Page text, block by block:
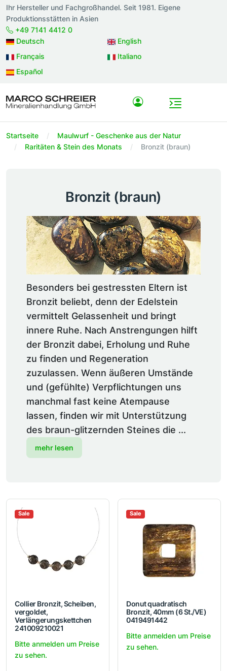
Ihr Hersteller und Fachgroßhandel. Seit 1981. Eigene
Produktionsstätten in Asien
+49 7141 4412 0
Deutsch
English
Français
Italiano
Español
Startseite
Maulwurf - Geschenke aus der Natur
Raritäten & Stein des Monats
Bronzit (braun)
Bronzit (braun)
Besonders bei gestressten Eltern ist
Bronzit beliebt, denn der Edelstein
vermittelt Gelassenheit und bringt
innere Ruhe. Nach Anstrengungen hilft
der Bronzit dabei, Erholung und Ruhe
zu finden und Regeneration
zuzulassen. Wenn äußeren Umstände
und (gefühlte) Verpflichtungen uns
manchmal fast keine Atempause
lassen, finden wir mit Unterstützung
des braun-glitzernden Steines die ...
mehr lesen
Sale
Collier Bronzit, Scheiben,
vergoldet,
Verlängerungskettchen
241009210021
Bitte anmelden um Preise
zu sehen.
Sale
Donut quadratisch
Bronzit, 40mm (6 St./VE)
0419491442
Bitte anmelden um Preise
zu sehen.